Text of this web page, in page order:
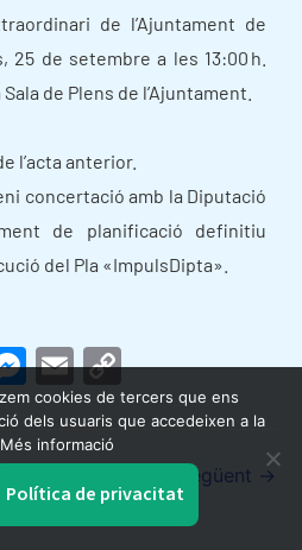
de l’Ajuntament de
25 de setembre a les 13:00 h.
de Plens de l’Ajuntament.
l’acta anterior.
concertació amb la Diputació
de planificació definitiu
del Pla «ImpulsDipta».
M
e
s
s
e
E
m
ai
l
C
o
p
y
Li
Entrada següent →
cookies de tercers que ens
dels usuaris que accedeixen a la
informació
Política de privacitat